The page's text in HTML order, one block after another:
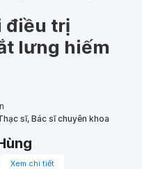
điều trị
lưng hiếm
sĩ, Bác sĩ chuyên khoa
Xem chi tiết